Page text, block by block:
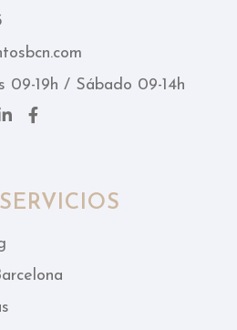
09-19h / Sábado 09-14h